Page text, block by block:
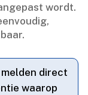
wordt.​
direct
waarop